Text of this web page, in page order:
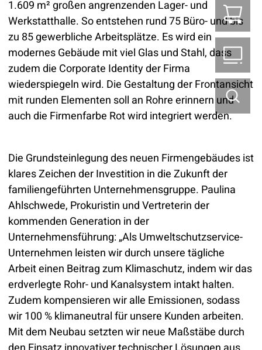
1.609 m² großen angrenzenden Lager- und
Werkstatthalle. So entstehen rund 75 Büro- und bis
zu 85 gewerbliche Arbeitsplätze. Es wird ein
modernes Gebäude mit viel Glas und Stahl, dass
zudem die Corporate Identity der Firma
wiederspiegeln wird. Die Gestaltung der Frontansicht
mit runden Elementen soll an Rohre erinnern und
auch die Firmenfarbe Rot wird integriert werden.
Die Grundsteinlegung des neuen Firmengebäudes ist
klares Zeichen der Investition in die Zukunft der
familiengeführten Unternehmensgruppe. Paulina
Ahlschwede, Prokuristin und Vertreterin der
kommenden Generation in der
Unternehmensführung: „Als Umweltschutzservice-
Unternehmen leisten wir durch unsere tägliche
Arbeit einen Beitrag zum Klimaschutz, indem wir das
erdverlegte Rohr- und Kanalsystem intakt halten.
Zudem kompensieren wir alle Emissionen, sodass
wir 100 % klimaneutral für unsere Kunden arbeiten.
Mit dem Neubau setzten wir neue Maßstäbe durch